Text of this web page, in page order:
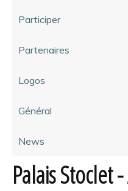
Participer
Partenaires
Logos
Général
News
Palais Stoclet